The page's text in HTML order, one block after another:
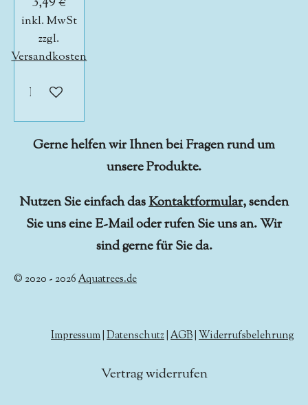
inkl. MwSt
zzgl.
Versandkosten
In den Warenkorb
Gerne helfen wir Ihnen bei Fragen rund um
unsere Produkte.
Nutzen Sie einfach dasKontaktformular, senden
Sie uns eine E-Mail oder rufen Sie uns an. Wir
sind gerne für Sie da.
© 2020 - 2026Aquatrees.de
Impressum Datenschutz AGB Widerrufsbelehrung
Vertrag widerrufen